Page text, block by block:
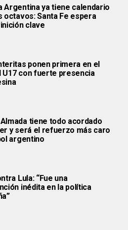
Argentina ya tiene calendario
octavos: Santa Fe espera
clave
ponen primera en el
U17 con fuerte presencia
tiene todo acordado
y será el refuerzo más caro
argentino
Lula: “Fue una
inédita en la política